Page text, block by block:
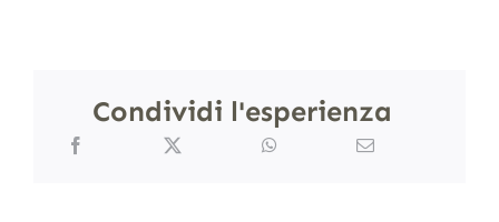
Condividi l'esperienza